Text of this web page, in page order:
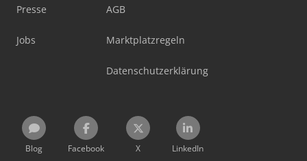
Presse
Jobs
AGB
Marktplatzregeln
Datenschutzerklärung
Blog Facebook X LinkedIn